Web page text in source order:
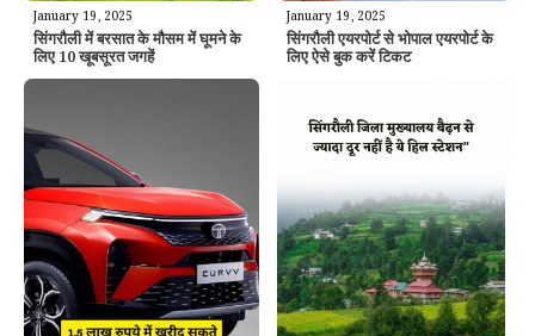
January 19, 2025
सिंगरौली में बरसात के मौसम में घूमने के
लिए 10 खूबसूरत जगहें
January 19, 2025
सिंगरौली एयरपोर्ट से भोपाल एयरपोर्ट के
लिए ऐसे बुक करें टिकट